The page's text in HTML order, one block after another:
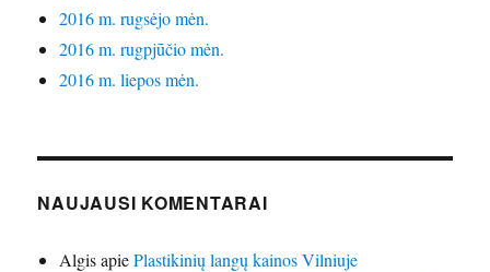
2016 m. rugsėjo mėn.
2016 m. rugpjūčio mėn.
2016 m. liepos mėn.
NAUJAUSI KOMENTARAI
AlgisapiePlastikinių langų kainos Vilniuje